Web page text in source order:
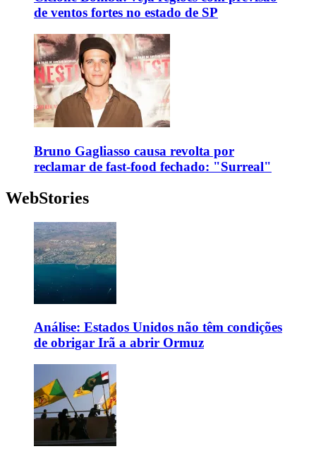
de ventos fortes no estado de SP
Bruno Gagliasso causa revolta por
reclamar de fast-food fechado: "Surreal"
WebStories
Análise: Estados Unidos não têm condições
de obrigar Irã a abrir Ormuz